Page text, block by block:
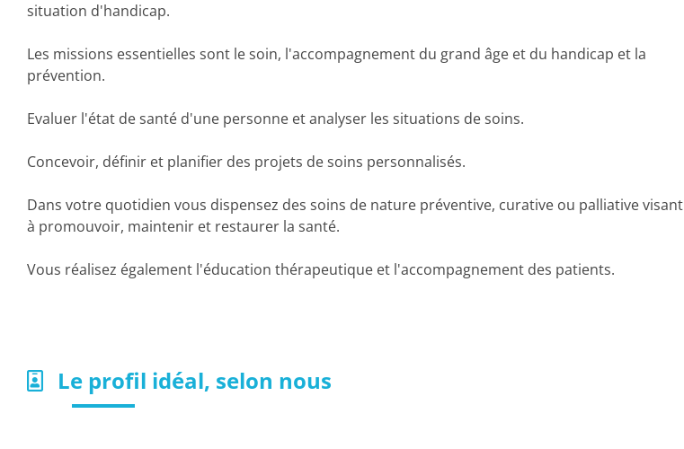
situation d'handicap.
Les missions essentielles sont le soin, l'accompagnement du grand âge et du handicap et la
prévention.
Evaluer l'état de santé d'une personne et analyser les situations de soins.
Concevoir, définir et planifier des projets de soins personnalisés.
Dans votre quotidien vous dispensez des soins de nature préventive, curative ou palliative visant
à promouvoir, maintenir et restaurer la santé.
Vous réalisez également l'éducation thérapeutique et l'accompagnement des patients.
Le profil idéal, selon nous